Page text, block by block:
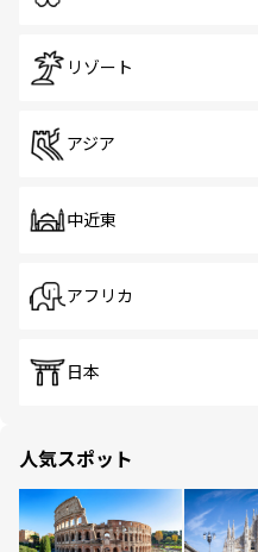
リゾート
アジア
中近東
アフリカ
日本
人気スポット